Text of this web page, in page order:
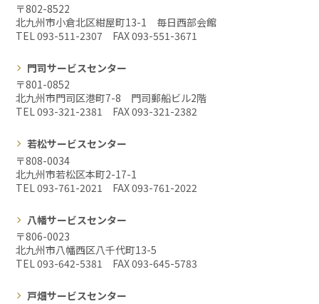
〒802-8522
北九州市小倉北区紺屋町13-1 毎日西部会館
TEL 093-511-2307 FAX093-551-3671
門司サービスセンター
〒801-0852
北九州市門司区港町7-8 門司郵船ビル2階
TEL 093-321-2381 FAX093-321-2382
若松サービスセンター
〒808-0034
北九州市若松区本町2-17-1
TEL 093-761-2021 FAX093-761-2022
八幡サービスセンター
〒806-0023
北九州市八幡西区八千代町13-5
TEL 093-642-5381 FAX093-645-5783
戸畑サービスセンター